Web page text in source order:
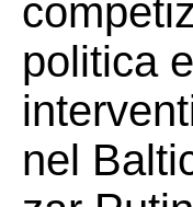
politica
nel